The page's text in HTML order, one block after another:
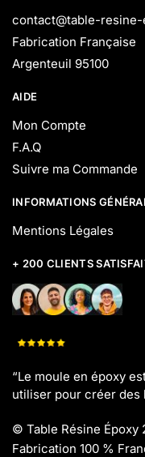
contact@table-resine-
Fabrication Française
Argenteuil 95100
AIDE
Mon Compte
F.A.Q
Suivre ma Commande
INFORMATIONS
Mentions Légales
+ 200 CLIENTS
“Le moule en époxy
utiliser pour créer des
© Table Résine Époxy
Fabrication 100 %